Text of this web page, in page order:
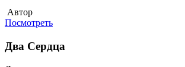
Автор
Посмотреть
Два Сердца